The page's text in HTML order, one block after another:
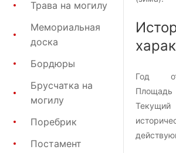
Трава на могилу
Мемориальная
доска
Бордюры
Брусчатка на
могилу
Поребрик
Постамент
Год